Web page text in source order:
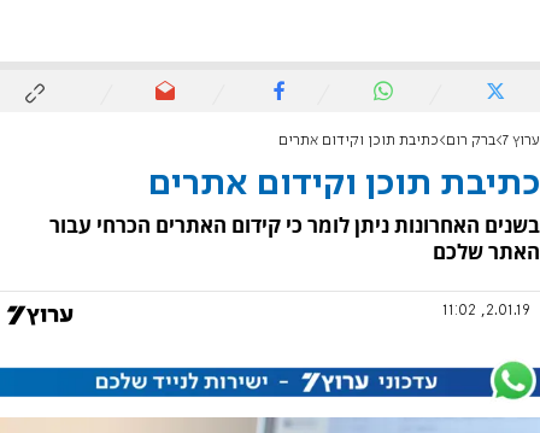
ערוץ 7 ברק רום כתיבת תוכן וקידום אתרים
כתיבת תוכן וקידום אתרים
בשנים האחרונות ניתן לומר כי קידום האתרים הכרחי עבור
האתר שלכם
2.01.19, 11:02